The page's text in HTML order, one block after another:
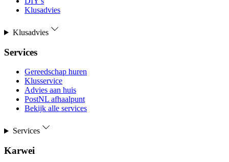
Klusadvies
Klusadvies
Services
Gereedschap huren
Klusservice
Advies aan huis
PostNL afhaalpunt
Bekijk alle services
Services
Karwei